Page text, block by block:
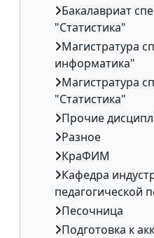
Бакалавриат
"Статистика"
Магистратура
информатика"
Магистратура
"Статистика"
Прочие
Разное
КраФИМ
Кафедра
педагогической
Песочница
Подготовка к